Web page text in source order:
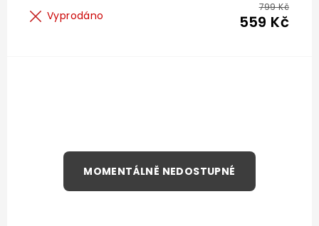
Vyprodáno
799 Kč
559 Kč